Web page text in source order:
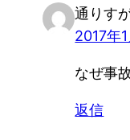
通りす
2017年
なぜ事
返信